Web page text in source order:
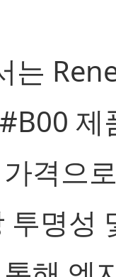
는
제
격으
투명성